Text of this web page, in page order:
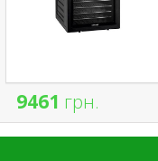
9461 грн.